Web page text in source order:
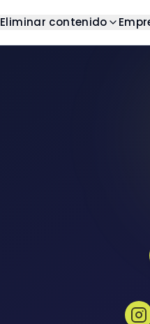
Eliminar contenido
Eliminar reseñas no